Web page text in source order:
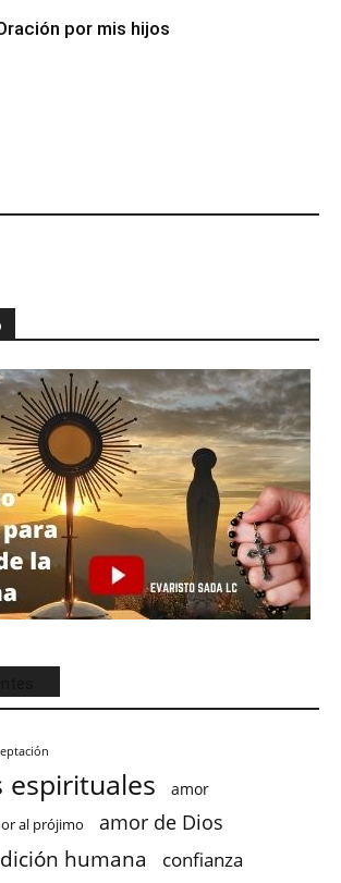
por mis hijos
espirituales amor
al prójimo amor de Dios
humana confianza